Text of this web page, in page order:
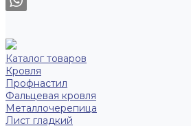
Каталог товаров
Кровля
Профнастил
Фальцевая кровля
Металлочерепица
Лист гладкий